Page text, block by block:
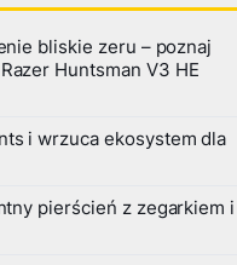
bliskie zeru – poznaj
Huntsman V3 HE
i wrzuca ekosystem dla
pierścień z zegarkiem i